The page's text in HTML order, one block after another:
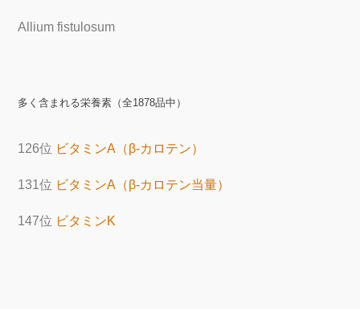
Allium fistulosum
多く含まれる栄養素（全1878品中）
126位 ビタミンA（β-カロテン）
131位 ビタミンA（β-カロテン当量）
147位 ビタミンK